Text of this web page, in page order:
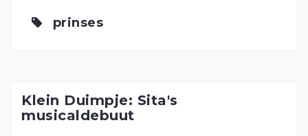
prinses
Klein Duimpje: Sita's
musicaldebuut